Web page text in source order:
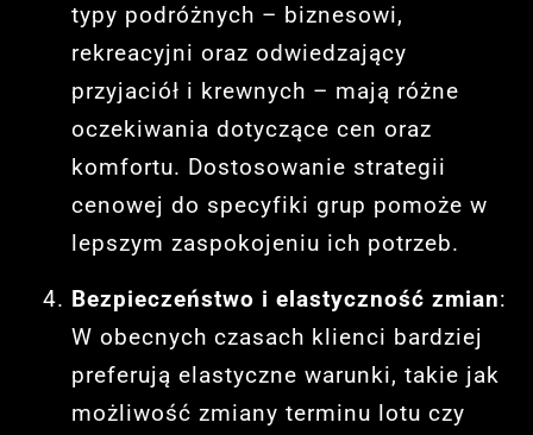
typy podróżnych – biznesowi,
rekreacyjni oraz odwiedzający
przyjaciół i krewnych – mają różne
oczekiwania dotyczące cen oraz
komfortu. Dostosowanie strategii
cenowej do specyfiki grup pomoże w
lepszym zaspokojeniu ich potrzeb.
Bezpieczeństwo i elastyczność zmian:
W obecnych czasach klienci bardziej
preferują elastyczne warunki, takie jak
możliwość zmiany terminu lotu czy